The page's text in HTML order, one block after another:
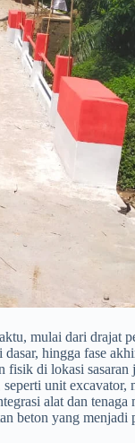
mulai dari drajat
hingga fase
fisik di lokasi
unit excavator,
alat dan
beton yang menjadi